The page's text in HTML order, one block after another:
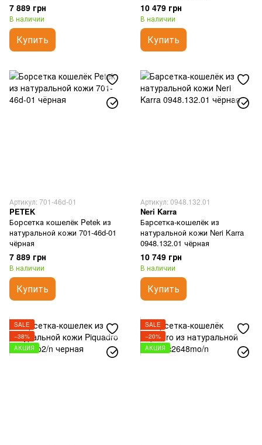
7 889 грн
В наличии
Купить
10 479 грн
В наличии
Купить
Артикул: 701-46d-01
PETEK
Борсетка кошелёк Petek из
натуральной кожи 701-46d-01
чёрная
7 889 грн
В наличии
Купить
Артикул: 0948.132.01
Neri Karra
Барсетка-кошелёк из
натуральной кожи Neri Karra
0948.132.01 чёрная
10 749 грн
В наличии
Купить
SALE
−38%
АКЦИЯ
SALE
−20%
АКЦИЯ